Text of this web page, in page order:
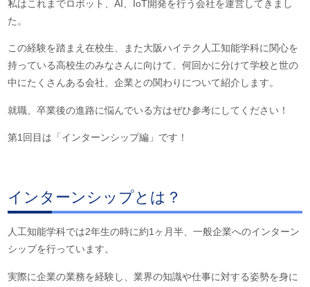
私はこれまでロボット、AI、IoT開発を行う会社を運営してきまし
た。
この経験を踏まえ在校生、また大阪ハイテク人工知能学科に関心を
持っている高校生のみなさんに向けて、何回かに分けて学校と世の
中にたくさんある会社、企業との関わりについて紹介します。
就職、卒業後の進路に悩んでいる方はぜひ参考にしてください！
第1回目は「インターンシップ編」です！
インターンシップとは？
人工知能学科では2年生の時に約1ヶ月半、一般企業へのインターン
シップを行っています。
実際に企業の業務を経験し、業界の知識や仕事に対する姿勢を身に